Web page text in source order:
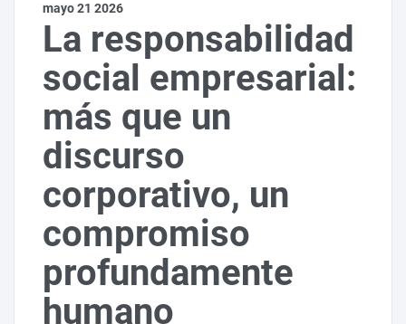
mayo 21 2026
La responsabilidad
social empresarial:
más que un
discurso
corporativo, un
compromiso
profundamente
humano